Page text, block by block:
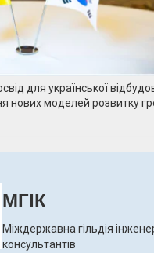
для української
нових моделей розвитку
МГІК
Міждержавна гільдія
консультантів